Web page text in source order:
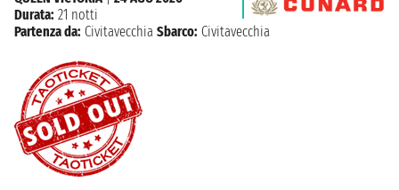
Durata: 21 notti
Partenza da: Civitavecchia Sbarco: Civitavecchia